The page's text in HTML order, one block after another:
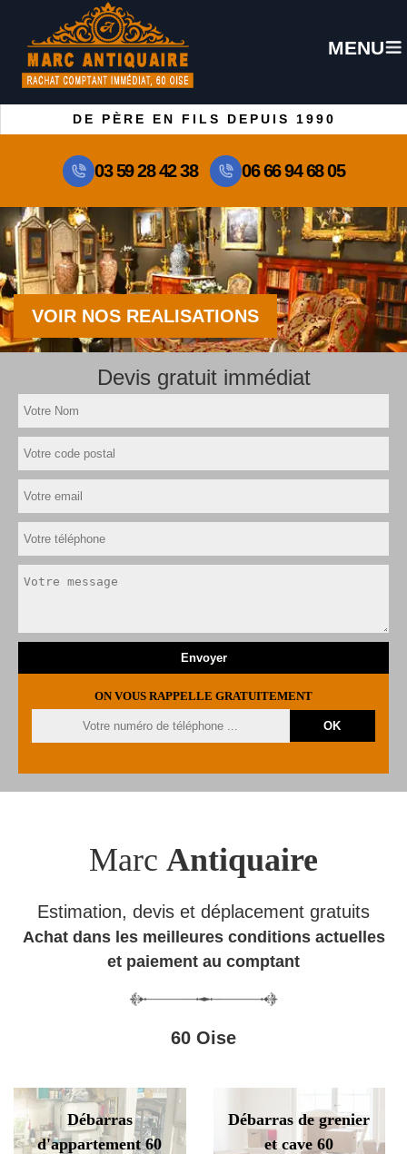
MENU
DE PÈRE EN FILS DEPUIS 1990
03 59 28 42 38 06 66 94 68 05
VOIR NOS REALISATIONS
Devis gratuit immédiat
ON VOUS RAPPELLE GRATUITEMENT
Marc Antiquaire
Estimation, devis et déplacement gratuits
Achat dans les meilleures conditions actuelles
et paiement au comptant
60 Oise
Débarras
d'appartement 60
Débarras de grenier
et cave 60